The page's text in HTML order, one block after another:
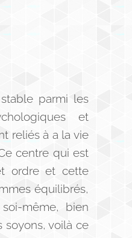
parmi les
et
reliés à a la vie
centre qui est
ordre et cette
équilibrés,
même, bien
soyons, voilà ce